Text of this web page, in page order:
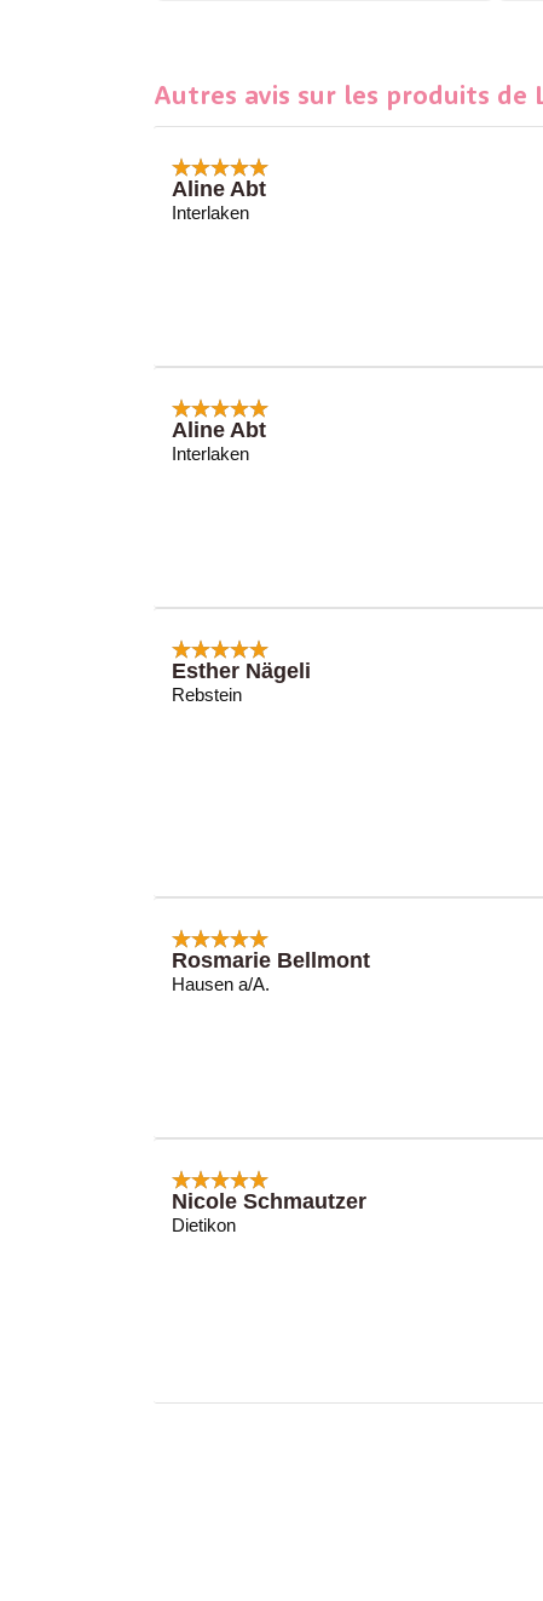
Autres avis sur les produits de
Aline Abt
Interlaken
Aline Abt
Interlaken
Esther Nägeli
Rebstein
Rosmarie Bellmont
Hausen a/A.
Nicole Schmautzer
Dietikon